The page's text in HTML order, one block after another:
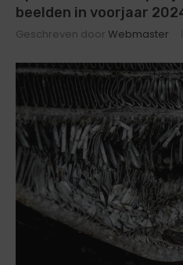
beelden in voorjaar
Geschreven door Webmaster